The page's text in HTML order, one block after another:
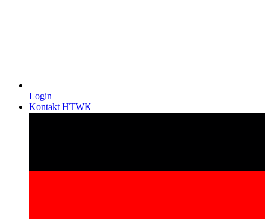
Login
Kontakt HTWK